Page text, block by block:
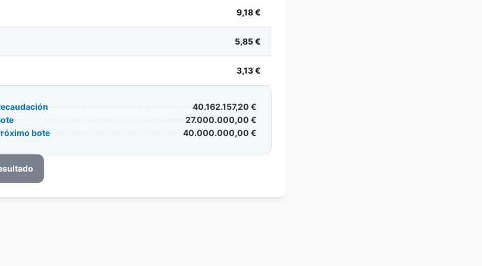
9,18 €
5,85 €
3,13 €
40.162.157,20 €
27.000.000,00 €
bote
40.000.000,00 €